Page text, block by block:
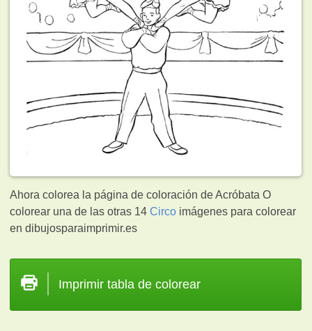
Ahora colorea la página de coloración de Acróbata O
colorear una de las otras 14Circo imágenes para colorear
en dibujosparaimprimir.es
Imprimir tabla de colorear